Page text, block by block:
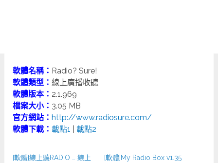
軟體名稱： Radio? Sure!
軟體類型：線上廣播收聽
軟體版本： 2.1.969
檔案大小： 3.05 MB
官方網站： http://www.radiosure.com/
軟體下載：載點1 |載點2
[軟體]線上聽RADIO … 線上
[軟體]My Radio Box v1.35